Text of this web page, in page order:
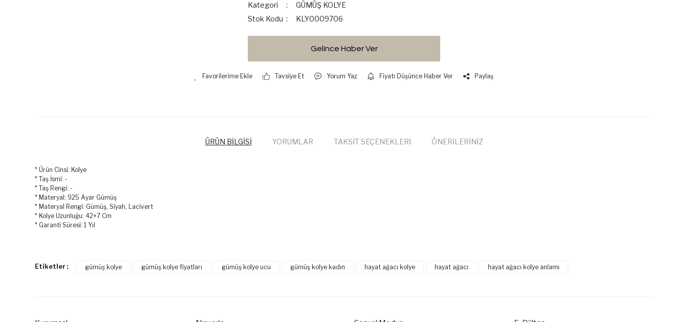
Kategori
GÜMÜŞ KOLYE
Stok Kodu
KLY0009706
Gelince Haber Ver
Tavsiye Et Yorum Yaz Fiyatı Düşünce Haber Ver Paylaş
ÜRÜN BİLGİSİ YORUMLAR TAKSİT SEÇENEKLERİ ÖNERİLERİNİZ
* Ürün Cinsi: Kolye
* Taş İsmi: -
* Taş Rengi: -
* Materyal: 925 Ayar Gümüş
* Materyal Rengi: Gümüş, Siyah, Lacivert
* Kolye Uzunluğu: 42+7 Cm
* Garanti Süresi: 1 Yıl
Etiketler : gümüş kolye gümüş kolye fiyatları gümüş kolye ucu gümüş kolye kadın hayat ağacı kolye hayat ağacı hayat ağacı kolye anlamı